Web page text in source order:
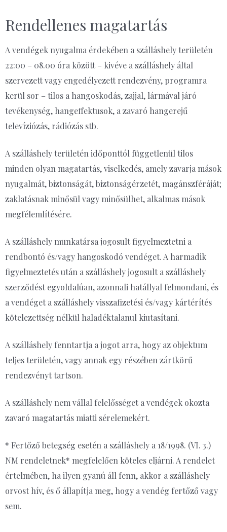
Rendellenes magatartás
A vendégek nyugalma érdekében a szálláshely területén
22:00 – 08.00 óra között – kivéve a szálláshely által
szervezett vagy engedélyezett rendezvény, programra
kerül sor – tilos a hangoskodás, zajjal, lármával járó
tevékenység, hangeffektusok, a zavaró hangerejű
televíziózás, rádiózás stb.
A szálláshely területén időponttól függetlenül tilos
minden olyan magatartás, viselkedés, amely zavarja mások
nyugalmát, biztonságát, biztonságérzetét, magánszféráját;
zaklatásnak minősül vagy minősülhet, alkalmas mások
megfélemlítésére.
A szálláshely munkatársa jogosult figyelmeztetni a
rendbontó és/vagy hangoskodó vendéget. A harmadik
figyelmeztetés után a szálláshely jogosult a szálláshely
szerződést egyoldalúan, azonnali hatállyal felmondani, és
a vendéget a szálláshely visszafizetési és/vagy kártérítés
kötelezettség nélkül haladéktalanul kiutasítani.
A szálláshely fenntartja a jogot arra, hogy az objektum
teljes területén, vagy annak egy részében zártkörű
rendezvényt tartson.
A szálláshely nem vállal felelősséget a vendégek okozta
zavaró magatartás miatti sérelemekért.
* Fertőző betegség esetén a szálláshely a 18/1998. (VI. 3.)
NM rendeletnek* megfelelően köteles eljárni. A rendelet
értelmében, ha ilyen gyanú áll fenn, akkor a szálláshely
orvost hív, és ő állapítja meg, hogy a vendég fertőző vagy
sem.